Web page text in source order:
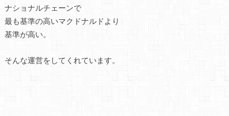
ナショナルチェーンで
最も基準の高いマクドナルドより
基準が高い。
そんな運営をしてくれています。